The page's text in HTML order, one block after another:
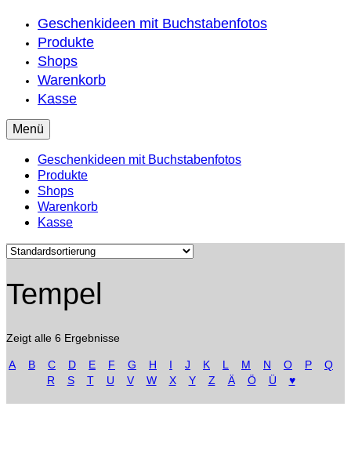
Geschenkideen mit Buchstabenfotos
Produkte
Shops
Warenkorb
Kasse
Menü
Geschenkideen mit Buchstabenfotos
Produkte
Shops
Warenkorb
Kasse
Tempel
Zeigt alle 6 Ergebnisse
A B C D E F G H I J K L M N O P
Q
R
S T U V W X Y Z Ä Ö Ü ♥